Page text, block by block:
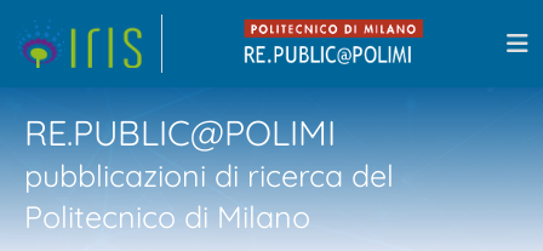
RE.PUBLIC@POLIMI
pubblicazioni di ricerca del
Politecnico di Milano